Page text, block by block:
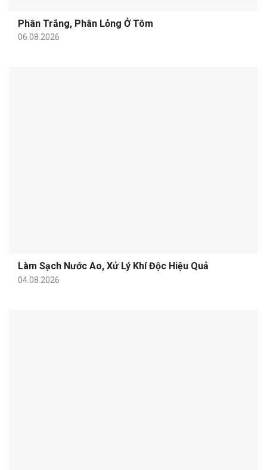
Phân Trắng, Phân Lỏng Ở Tôm
06.08.2026
Làm Sạch Nước Ao, Xử Lý Khí Độc Hiệu Quả
04.08.2026